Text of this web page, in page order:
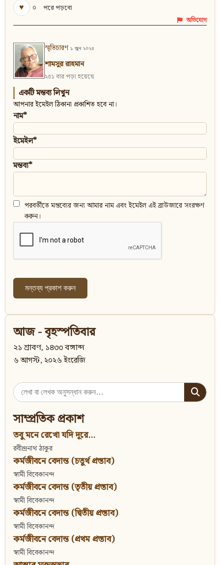
♥
০ পরে পড়বো
অভিযোগ
স্মৃতিচারণ ১ জুন ২০২৪
শামসুর রাহমান
২৫১ বার পড়া হয়েছে
একটি মন্তব্য লিখুন
আপনার ইমেইল ঠিকানা প্রকাশিত হবে না।
নাম*
ইমেইল*
মন্তব্য*
পরবর্তীতে মন্তব্যের জন্য আমার নাম এবং ইমেইল এই ব্রাউজারে সংরক্ষণ
করুন।
আজ - বৃহস্পতিবার
২১ শ্রাবণ, ১৪৩৩ বঙ্গাব্দ
৬ আগস্ট, ২০২৬ ইংরেজি
Search
for:
সাম্প্রতিক প্রকাশ
তবু মনে রেখো যদি দূরে...
রবীন্দ্রনাথ ঠাকুর
কর্মজীবনে বেদান্ত (চতুর্থ প্রস্তাব)
স্বামী বিবেকানন্দ
কর্মজীবনে বেদান্ত (তৃতীয় প্রস্তাব)
স্বামী বিবেকানন্দ
কর্মজীবনে বেদান্ত (দ্বিতীয় প্রস্তাব)
স্বামী বিবেকানন্দ
কর্মজীবনে বেদান্ত (প্রথম প্রস্তাব)
স্বামী বিবেকানন্দ